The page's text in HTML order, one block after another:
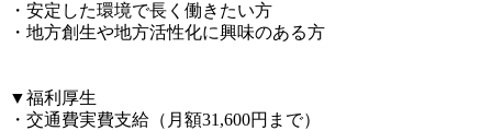
・安定した環境で長く働きたい方
・地方創生や地方活性化に興味のある方
▼福利厚生
・交通費実費支給（月額31,600円まで）